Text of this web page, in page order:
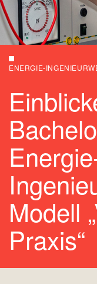
ENERGIE-
Modell
Praxis“